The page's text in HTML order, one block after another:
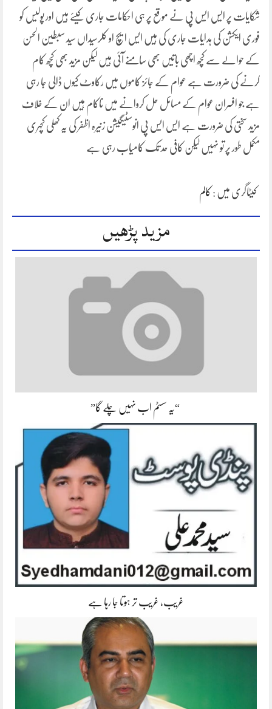
شکایات پر ایس ایس پی نے موقع پر ہی احکامات جاری کیئے ہیں اور پولیس کو
فوری ایکشن کی ہدایات جاری کی ہیں ایس ایچ او کلرسیداں سید سبطین الحسن
کے حوالے سے کچھ اچھی باتیں بھی سامنے آئی ہیں لیکن مزید بھی کچھ کام
کرنے کی ضرورت ہے عوام کے جائز کاموں میں رکاوٹ کیوں ڈالی جا رہی
ہے جو افسران عوام کے مسائل حل کروانے میں ناکام ہیں ان کے خلاف
مزید سختی کی ضرورت ہے ایس ایس پی انوسٹیگیشن زنیرہ اظفر کی یہ کھلی کچہری
مکمل طور پر تو نہیں لیکن کافی حد تک کامیاب رہی ہے
کیٹاگری میں : کالم
مزید پڑھیں
“یہ سسٹم اب نہیں چلے گا”
غریب، غریب تر ہوتا جا رہا ہے